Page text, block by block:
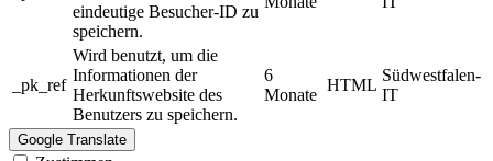
eindeutige Besucher-ID zu
speichern.
_pk_ref
Wird benutzt, um die
Informationen der
Herkunftswebsite des
Benutzers zu speichern.
6
Monate
HTML
Südwestfalen-
IT
Google Translate